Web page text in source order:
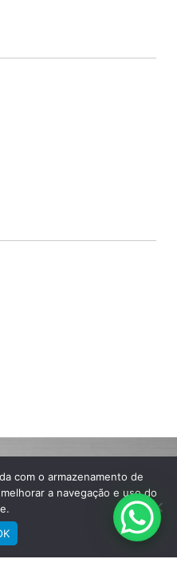
MAIL
com o armazenamento de
a navegação e uso do